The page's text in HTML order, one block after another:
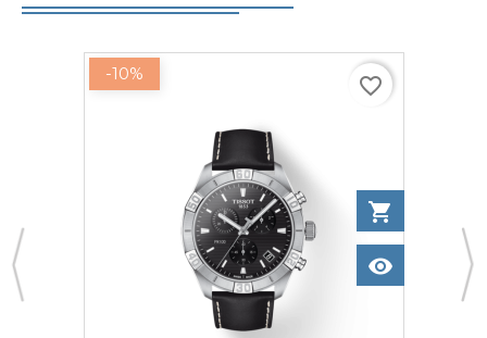
-10%
shopping_cart
visibility
favorite_border